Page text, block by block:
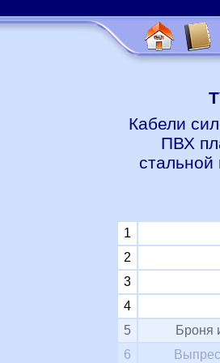
Кабели
ПВХ
1
2
3
4
5
Броня
6